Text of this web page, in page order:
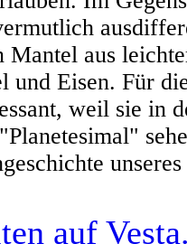
Mantel aus
und Eisen. Für
weil sie in
auf